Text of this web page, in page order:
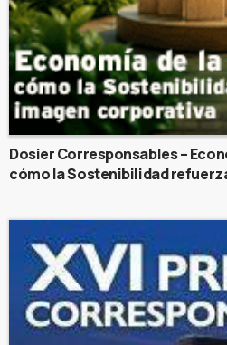
Dosier Corresponsables –
cómo la Sostenibilidad